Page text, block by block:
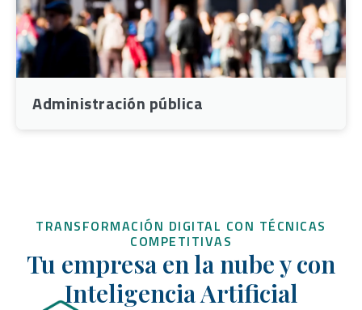
Administración pública
TRANSFORMACIÓN DIGITAL CON TÉCNICAS
COMPETITIVAS
Tu empresa en la nube y con
Inteligencia Artificial